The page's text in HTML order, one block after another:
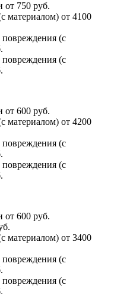
от 750 руб.
материалом) от 4100
повреждения (с
повреждения (с
от 600 руб.
материалом) от 4200
повреждения (с
повреждения (с
от 600 руб.
материалом) от 3400
повреждения (с
повреждения (с